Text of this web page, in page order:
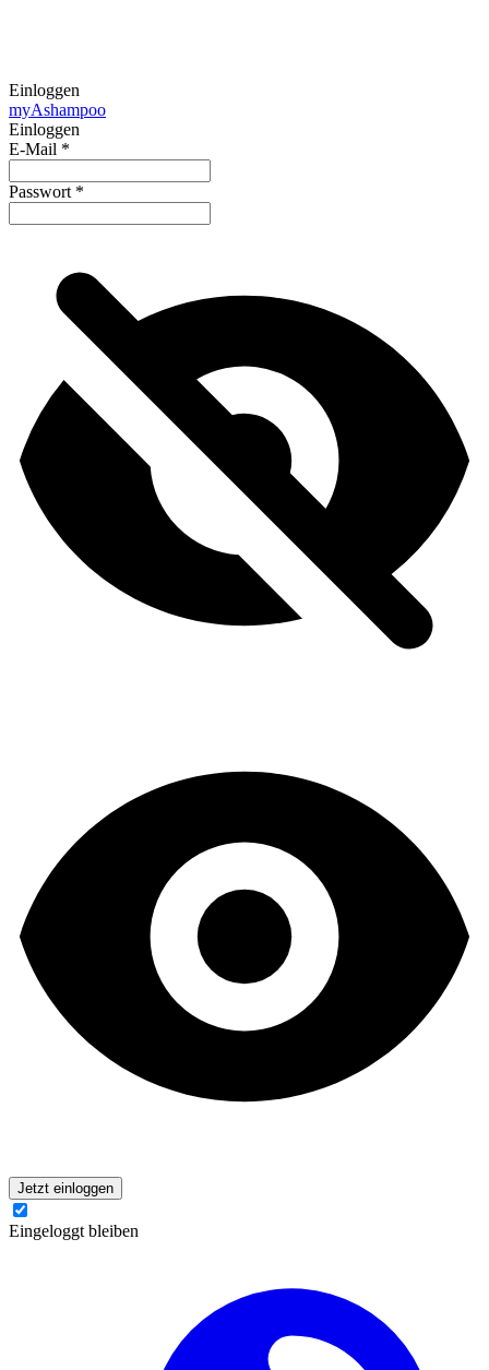
Einloggen
myAshampoo
Einloggen
E-Mail *
Passwort *
Jetzt einloggen
Eingeloggt bleiben